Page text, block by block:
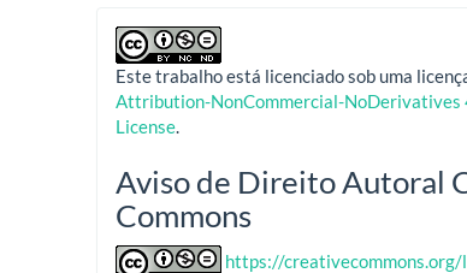
Este trabalho está licenciado sob uma
Attribution-NonCommercial-NoDerivatives
License.
Aviso de Direito Autoral
Commons
https://